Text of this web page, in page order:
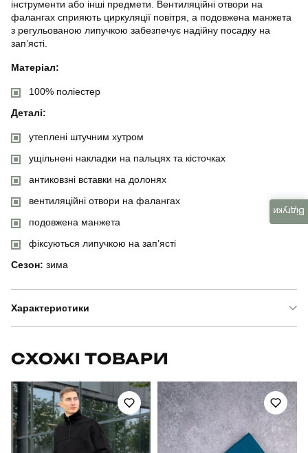
інструменти або інші предмети. Вентиляційні отвори на
фалангах сприяють циркуляції повітря, а подовжена манжета
з регульованою липучкою забезпечує надійну посадку на
зап’ясті.
Матеріал:
100% поліестер
Деталі:
утеплені штучним хутром
ущільнені накладки на пальцях та кісточках
антиковзні вставки на долонях
вентиляційні отвори на фалангах
подовжена манжета
фіксуються липучкою на зап’ясті
Сезон: зима
Характеристики
Артикул SSpe2554Mba
Призначення тактичні
СХОЖІ ТОВАРИ
Відгуки